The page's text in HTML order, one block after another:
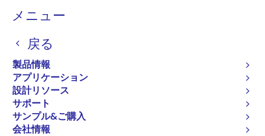
メニュー
戻る
製品情報
アプリケーション
設計リソース
サポート
サンプル&ご購入
会社情報
パ
く
ず
耐放射線 28V から 5V、
50W 出力フォワードコン
バータ評価ボード
ISL73846MEV2Z
ご購入